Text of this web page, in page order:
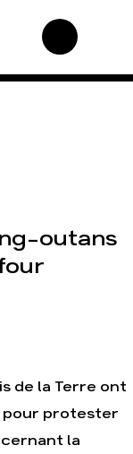
: une tendance
Mozambique,
outans
de la Terre ont
pour protester
la